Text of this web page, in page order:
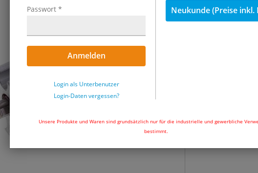
Passwort *
Anmelden
Login als Unterbenutzer
Login-Daten vergessen?
Neukunde (Preise inkl.
Unsere Produkte und Waren sind grundsätzlich nur für die industrielle und gewerbliche
bestimmt.
Menge